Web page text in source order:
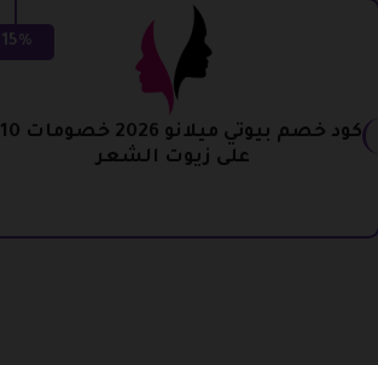
15%
على زيوت الشعر